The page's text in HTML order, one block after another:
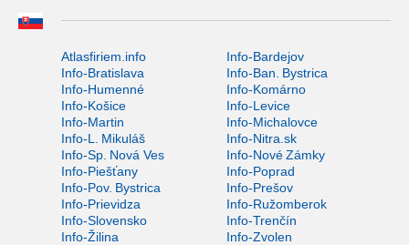
Atlasfiriem.info
Info-Bardejov
Info-Bratislava
Info-Ban. Bystrica
Info-Humenné
Info-Komárno
Info-Košice
Info-Levice
Info-Martin
Info-Michalovce
Info-L. Mikuláš
Info-Nitra.sk
Info-Sp. Nová Ves
Info-Nové Zámky
Info-Piešťany
Info-Poprad
Info-Pov. Bystrica
Info-Prešov
Info-Prievidza
Info-Ružomberok
Info-Slovensko
Info-Trenčín
Info-Žilina
Info-Zvolen